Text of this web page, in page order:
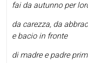
fai da autunno per
da carezza, da
e bacio in fronte
di madre e padre